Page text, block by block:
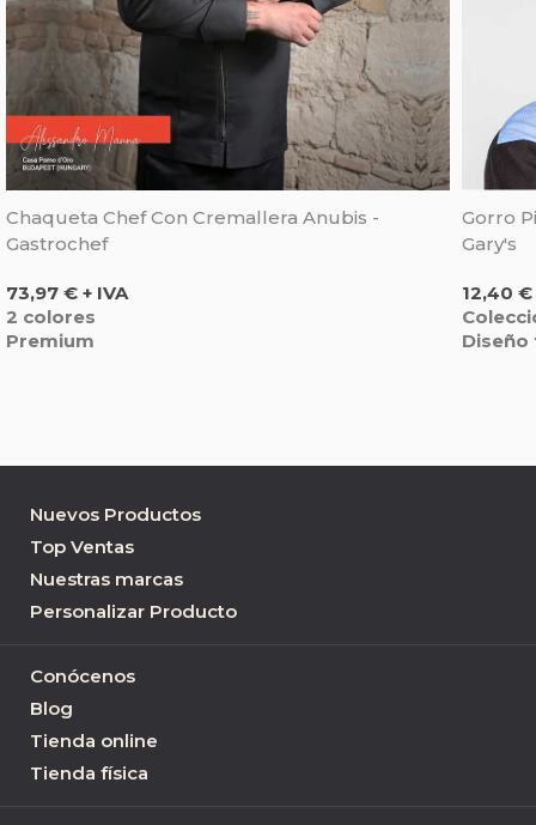
Chaqueta Chef Con Cremallera Anubis -
Gastrochef
Precio
73,97 € + IVA
2 colores
Premium
Gorro
Gary's
Precio
12,40 €
Nuevos Productos
Top Ventas
Nuestras marcas
Personalizar Producto
Conócenos
Blog
Tienda online
Tienda física